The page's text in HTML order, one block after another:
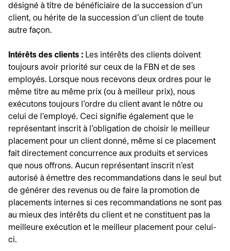
désigné à titre de bénéficiaire de la succession d'un
client, ou hérite de la succession d'un client de toute
autre façon.
Intérêts des clients : Les intérêts des clients doivent
toujours avoir priorité sur ceux de la FBN et de ses
employés. Lorsque nous recevons deux ordres pour le
même titre au même prix (ou à meilleur prix), nous
exécutons toujours l'ordre du client avant le nôtre ou
celui de l'employé. Ceci signifie également que le
représentant inscrit à l'obligation de choisir le meilleur
placement pour un client donné, même si ce placement
fait directement concurrence aux produits et services
que nous offrons. Aucun représentant inscrit n'est
autorisé à émettre des recommandations dans le seul but
de générer des revenus ou de faire la promotion de
placements internes si ces recommandations ne sont pas
au mieux des intérêts du client et ne constituent pas la
meilleure exécution et le meilleur placement pour celui-
ci.